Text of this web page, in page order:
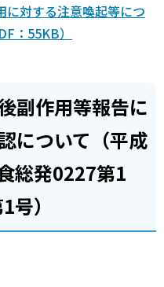
に対する注意喚起等につ
：55KB）
副作用等報告に
について（平成
総発0227第1
）